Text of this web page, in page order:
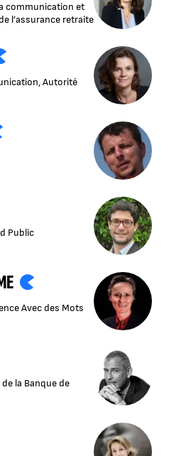
communication et
l’assurance retraite
Autorité
Public
Avec des Mots
la Banque de